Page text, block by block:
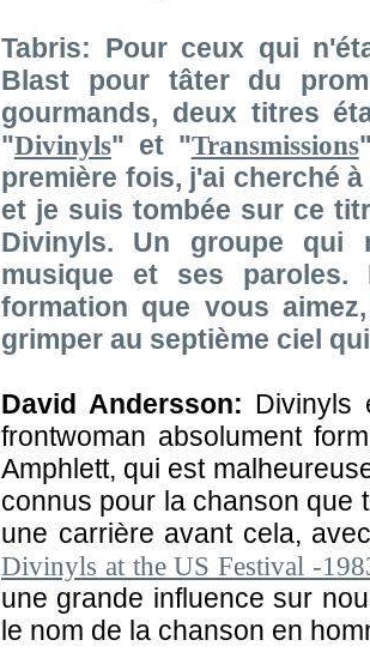
Tabris: Pour ceux qui
Blast pour tâter du
gourmands, deux titres
"Divinyls" et "Transmissions
première fois, j'ai cherché
et je suis tombée sur ce
Divinyls. Un groupe qui
musique et ses
formation que vous
grimper au septième ciel
David Andersson: Divinyls
frontwoman absolument
Amphlett, qui est
connus pour la chanson que
une carrière avant cela,
Divinyls at the US Festival -
une grande influence sur
le nom de la chanson en